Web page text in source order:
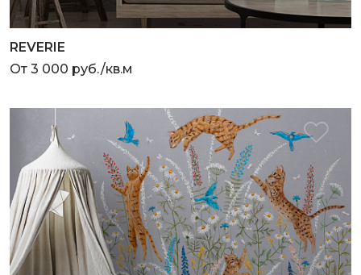
REVERIE
От 3 000 руб./кв.м